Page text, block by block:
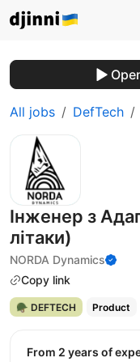
All jobs DefTech
Інженер з
літаки)
NORDA Dynamics
Copy link
🪖 DEFTECH Product
from 2 years of